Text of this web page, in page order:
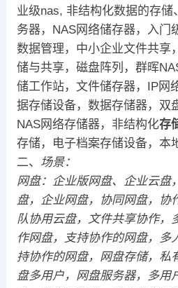
业级nas, 非结构化数据的存储
务器，NAS网络储存器，入门
数据管理，中小企业文件共享
储与共享，磁盘阵列，群晖
储工作站，文件储存器，IP网
据存储设备，数据存储器，双
NAS网络存储器，非结构化存
存储，电子档案存储设备，本
二、 场景：
网盘：企业版网盘、 企业云盘
盘，企业网盘，协同网盘，协
队协用云盘，文件共享协作，
作网盘，支持协作的网盘，多
持协作的网盘，网盘存储， 私
盘多用户， 网盘服务器，
多用